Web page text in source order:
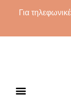
Για